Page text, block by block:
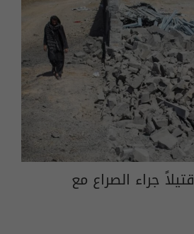
في أفغانستان.. 42 قتيلاً جراء الصراع مع